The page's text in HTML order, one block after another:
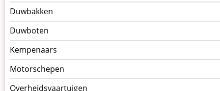
Duwbakken
Duwboten
Kempenaars
Motorschepen
Overheidsvaartuigen